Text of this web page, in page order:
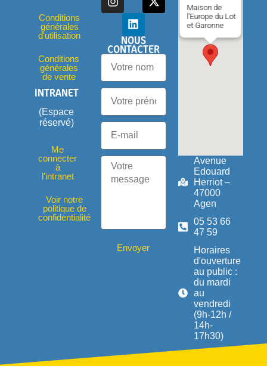
Conditions
générales
d'utilisation
Conditions
générales
de vente
INTRANET
(Espace
réservé)
Me
connecter
à
l'intranet
Voir notre
politique de
confidentialité
NOUS
CONTACTER
Envoyer
Maison de
l'Europe du Lot
et Garonne
Avenue
Edouard
Herriot –
47000
Agen
05 53 66
47 59
Horaires
d'ouverture
au public :
du mardi
au
vendredi
(9h-12h /
14h-
17h30)